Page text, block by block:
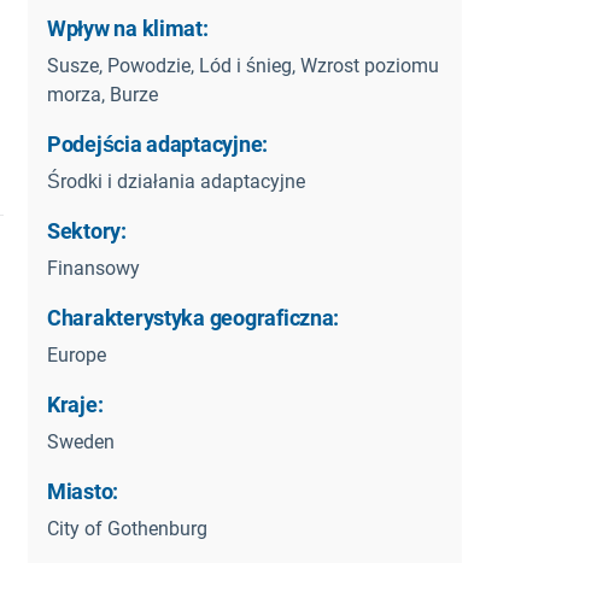
Wpływ na klimat:
Susze, Powodzie, Lód i śnieg, Wzrost poziomu
morza, Burze
Podejścia adaptacyjne:
Środki i działania adaptacyjne
Sektory:
Finansowy
Charakterystyka geograficzna:
Europe
Kraje:
Sweden
Miasto:
City of Gothenburg